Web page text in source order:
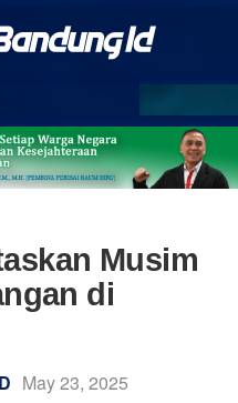
Musim
di
May 23, 2025